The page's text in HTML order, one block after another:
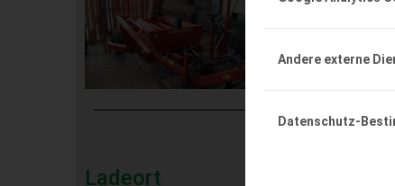
Andere externe
Datenschutz-
Ladeort